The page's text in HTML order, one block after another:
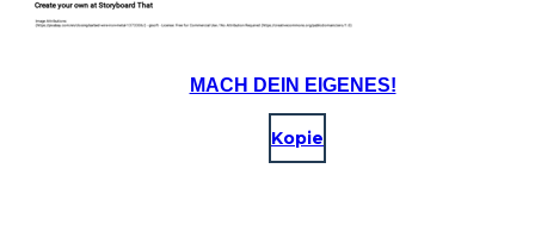
MACH DEIN EIGENES!
Kopie